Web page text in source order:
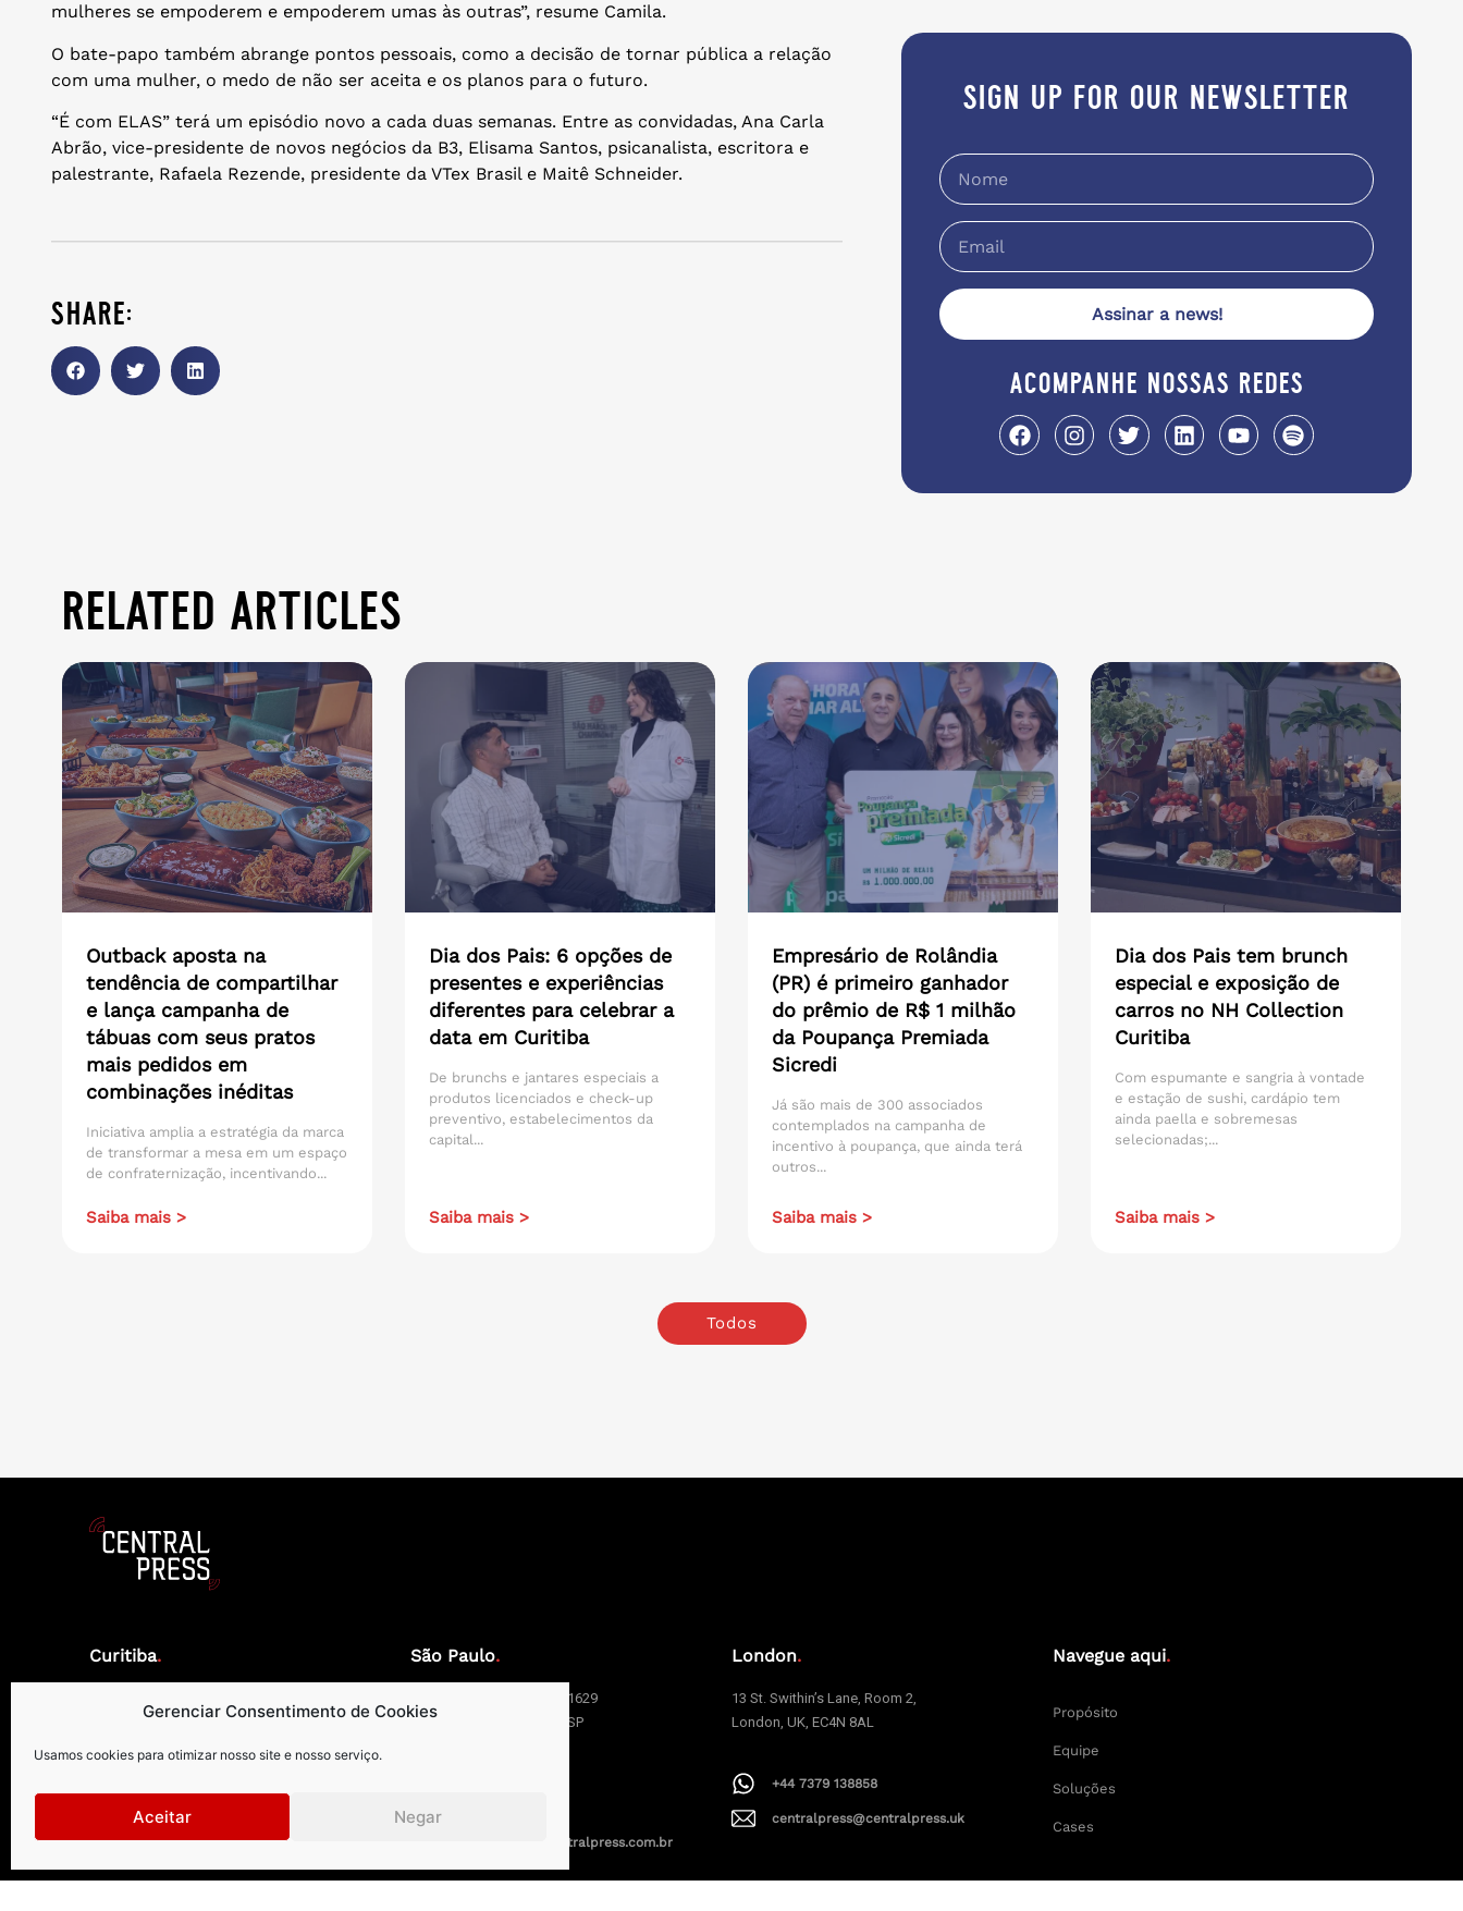
Gerenciar Consentimento de Cookies
Usamos cookies para otimizar nosso site e nosso serviço.
Aceitar Negar
mulheres se empoderem e empoderem umas às outras”, resume Camila.
O bate-papo também abrange pontos pessoais, como a decisão de tornar pública a relação
com uma mulher, o medo de não ser aceita e os planos para o futuro.
“É com ELAS” terá um episódio novo a cada duas semanas. Entre as convidadas, Ana Carla
Abrão, vice-presidente de novos negócios da B3, Elisama Santos, psicanalista, escritora e
palestrante, Rafaela Rezende, presidente da VTex Brasil e Maitê Schneider.
share:
sign up for our newsletter
Assinar a news!
acompanhe nossas redes
related articles
Outback aposta na
tendência de compartilhar
e lança campanha de
tábuas com seus pratos
mais pedidos em
combinações inéditas
Iniciativa amplia a estratégia da marca
de transformar a mesa em um espaço
de confraternização, incentivando...
Saiba mais >
Dia dos Pais: 6 opções de
presentes e experiências
diferentes para celebrar a
data em Curitiba
De brunchs e jantares especiais a
produtos licenciados e check-up
preventivo, estabelecimentos da
capital...
Saiba mais >
Empresário de Rolândia
(PR) é primeiro ganhador
do prêmio de R$ 1 milhão
da Poupança Premiada
Sicredi
Já são mais de 300 associados
contemplados na campanha de
incentivo à poupança, que ainda terá
outros...
Saiba mais >
Dia dos Pais tem brunch
especial e exposição de
carros no NH Collection
Curitiba
Com espumante e sangria à vontade
e estação de sushi, cardápio tem
ainda paella e sobremesas
selecionadas;...
Saiba mais >
Todos
Curitiba.
Água Verde | Curitiba | PR |
+55 41 99273-8999 | +55 41 3026-2610
centralpress@centralpress.com.br
São Paulo.
Rua Gomes de Carvalho, 1629
Vila Olímpia | São Paulo | SP
centralpress@centralpress.com.br
London.
13 St. Swithin’s Lane, Room 2,
London, UK, EC4N 8AL
+44 7379 138858
centralpress@centralpress.uk
Navegue aqui.
Propósito
Equipe
Soluções
Cases